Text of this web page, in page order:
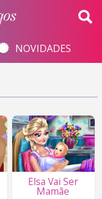
NOVIDADES
Elsa Vai Ser
Mamãe